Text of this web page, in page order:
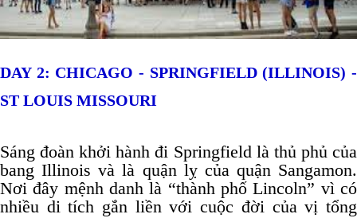
DAY 2: CHICAGO - SPRINGFIELD(ILLINOIS) -
ST LOUIS MISSOURI
Sáng đoàn khởi hành đi Springfield là thủ phủ của
bang Illinois và là quận lỵ của quận Sangamon.
Nơi đây mệnh danh là “thành phố Lincoln” vì có
nhiều di tích gắn liền với cuộc đời của vị tổng